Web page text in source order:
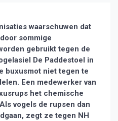
waarschuwen dat
sommige
gebruikt tegen de
De Paddestoel in
buxusmot niet tegen te
Een medewerker van
het chemische
vogels de rupsen dan
zegt ze tegen NH